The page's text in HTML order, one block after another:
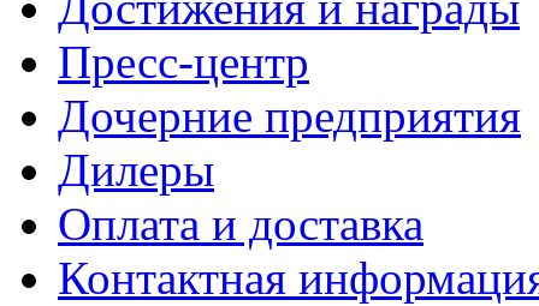
Пресс-центр
Дочерние предприятия
Дилеры
Оплата и доставка
Контактная